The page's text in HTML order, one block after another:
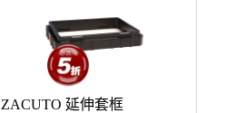
ZACUTO 延伸套框